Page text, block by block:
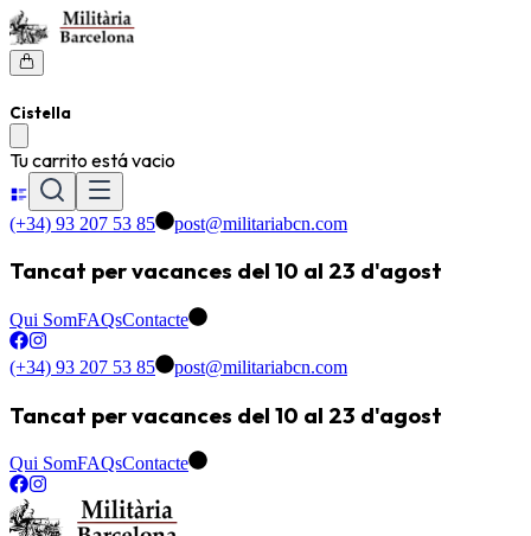
Cistella
Tu carrito está vacio
(+34) 93 207 53 85 post@militariabcn.com
Tancat per vacances del 10 al 23 d'agost
Qui SomFAQsContacte
(+34) 93 207 53 85 post@militariabcn.com
Tancat per vacances del 10 al 23 d'agost
Qui SomFAQsContacte